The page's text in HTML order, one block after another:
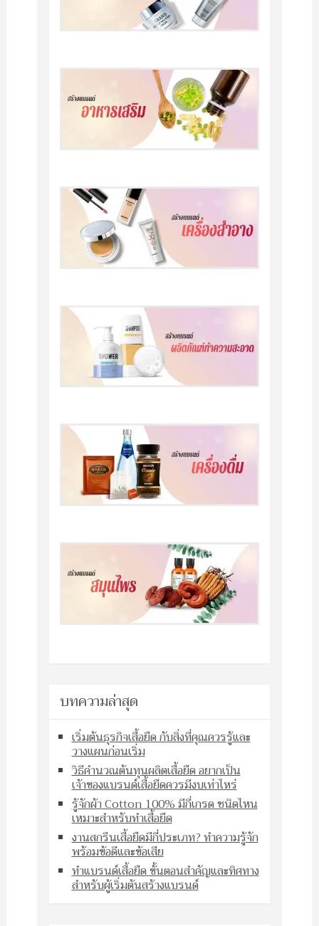
บทความล่าสุด
เริ่มต้นธุรกิจเสื้อยืด กับสิ่งที่คุณควรรู้และ
วางแผนก่อนเริ่ม
วิธีคำนวณต้นทุนผลิตเสื้อยืด อยากเป็น
เจ้าของแบรนด์เสื้อยืดควรมีงบเท่าไหร่
รู้จักผ้า Cotton 100% มีกี่เกรด ชนิดไหน
เหมาะสำหรับทำเสื้อยืด
งานสกรีนเสื้อยืดมีกี่ประเภท? ทำความรู้จัก
พร้อมข้อดีและข้อเสีย
ทำแบรนด์เสื้อยืด ขั้นตอนสำคัญและทิศทาง
สำหรับผู้เริ่มต้นสร้างแบรนด์